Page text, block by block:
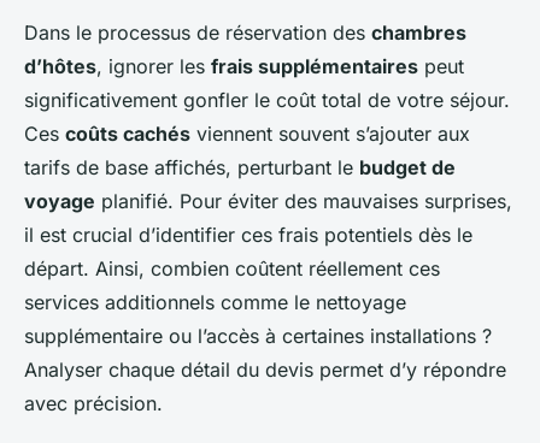
Dans le processus de réservation des chambres
d’hôtes, ignorer les frais supplémentaires peut
significativement gonfler le coût total de votre séjour.
Ces coûts cachés viennent souvent s’ajouter aux
tarifs de base affichés, perturbant le budget de
voyage planifié. Pour éviter des mauvaises surprises,
il est crucial d’identifier ces frais potentiels dès le
départ. Ainsi, combien coûtent réellement ces
services additionnels comme le nettoyage
supplémentaire ou l’accès à certaines installations ?
Analyser chaque détail du devis permet d’y répondre
avec précision.